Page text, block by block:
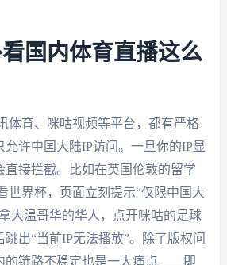
国内体育直播这么
体育、咪咕视频等平台，都有严格
允许中国大陆IP访问。一旦你的IP显
直接拦截。比如在英国伦敦的留学
世界杯，页面立刻提示“仅限中国大
大温哥华的华人，点开咪咕的足球
出“当前IP无法播放”。除了版权问
的链路不稳定也是一大痛点——即